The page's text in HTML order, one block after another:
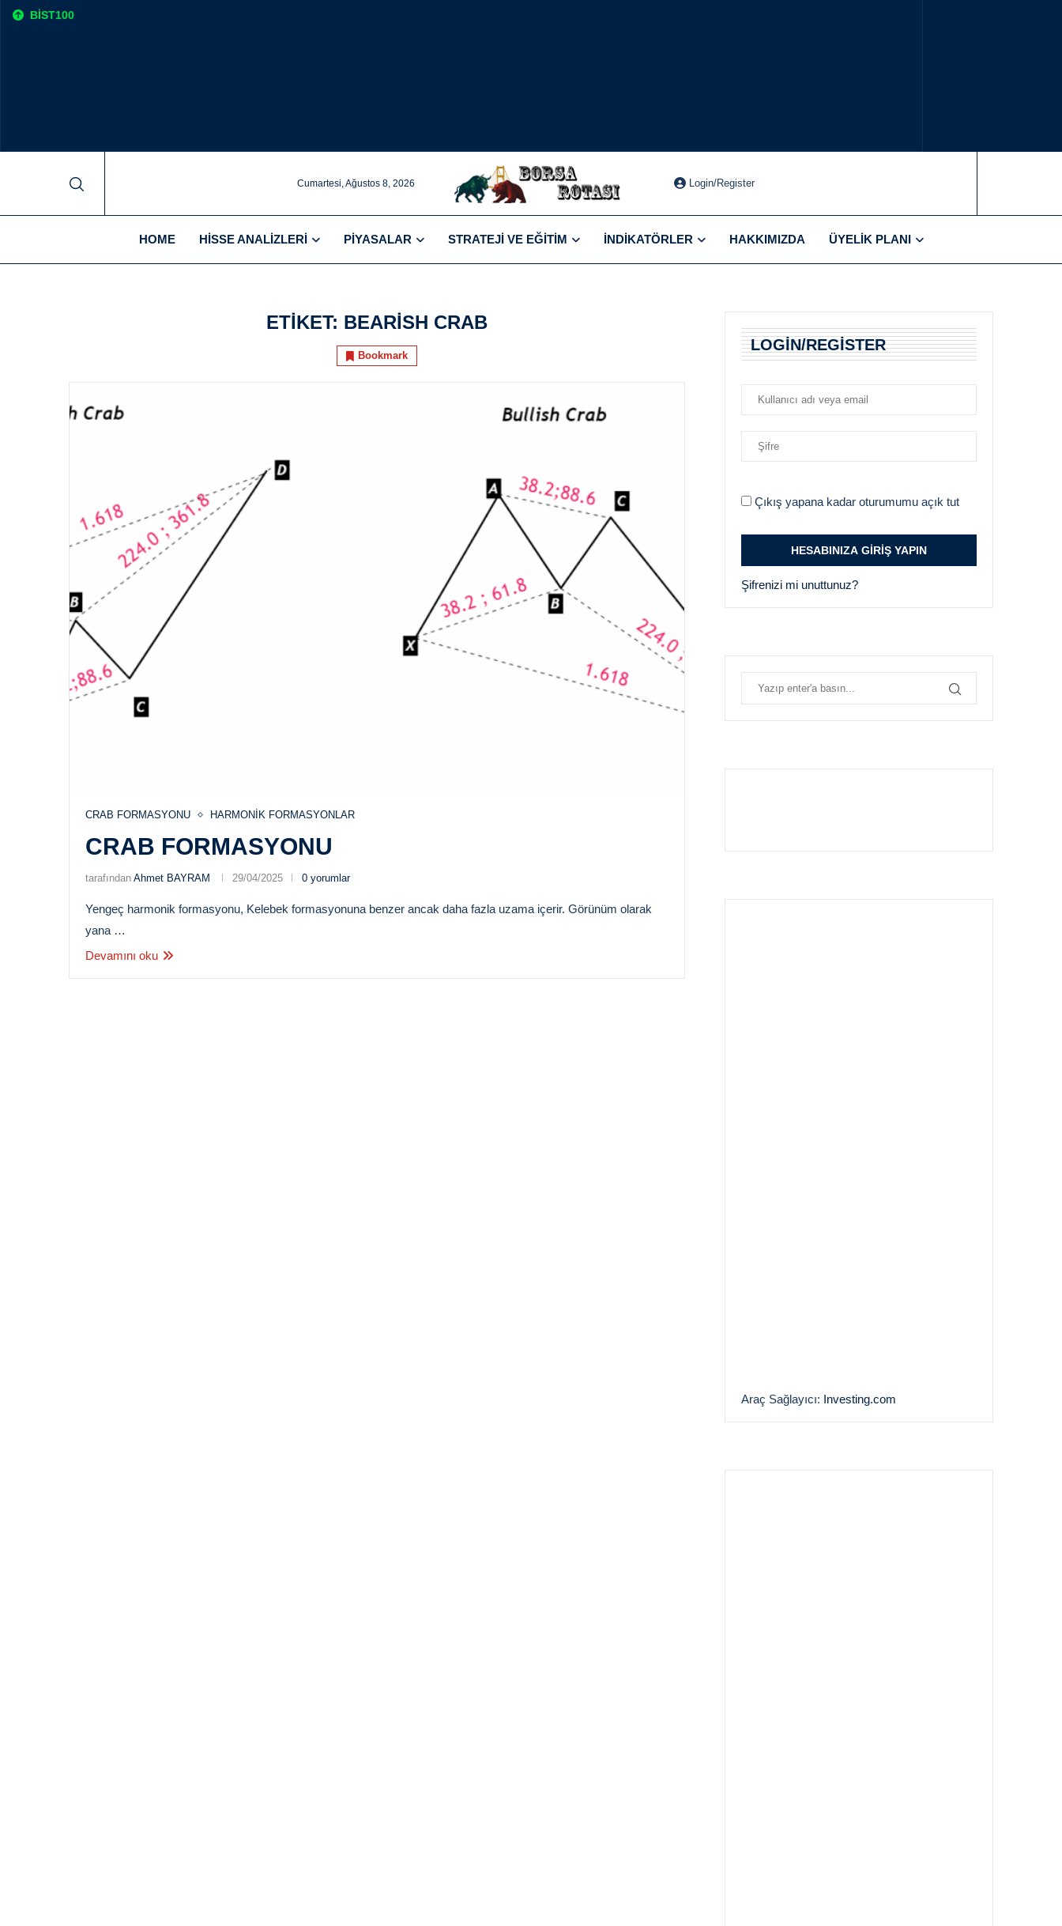
BIST100
Cumartesi, Ağustos 8, 2026 Login/Register
HOME HISSE ANALIZLERI PIYASALAR STRATEJI VE EĞITIM İNDIKATÖRLER HAKKIMIZDA ÜYELIK PLANI
ETIKET: BEARISH CRAB
Bookmark
CRAB FORMASYONU HARMONIK FORMASYONLAR
CRAB FORMASYONU
tarafından Ahmet BAYRAM 29/04/2025 0 yorumlar
Yengeç harmonik formasyonu, Kelebek formasyonuna benzer ancak daha fazla uzama içerir. Görünüm olarak
yana …
Devamını oku
LOGIN/REGISTER
Çıkış yapana kadar oturumumu açık tut
Şifrenizi mi unuttunuz?
Araç Sağlayıcı: Investing.com